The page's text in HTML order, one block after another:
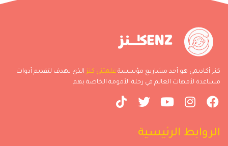
كنز أكاديمي هو أحد مشاريع مؤسسة علمتني كنز الذي يهدف لتقديم أدوات
مساعدة لأمهات العالم في رحلة الأمومة الخاصة بهم
الروابط الرئيسية